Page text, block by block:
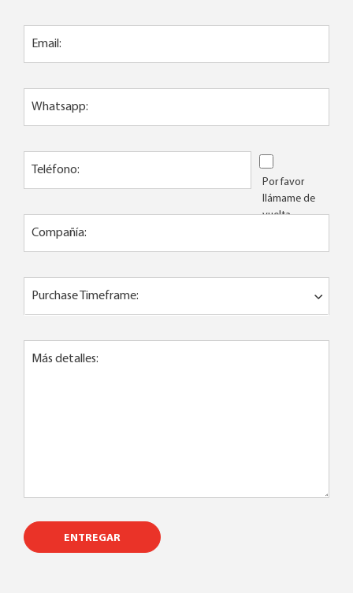
Email:
Whatsapp:
Teléfono:
Por favor
llámame de
vuelta
Compañía:
Purchase Timeframe:
Más detalles:
ENTREGAR